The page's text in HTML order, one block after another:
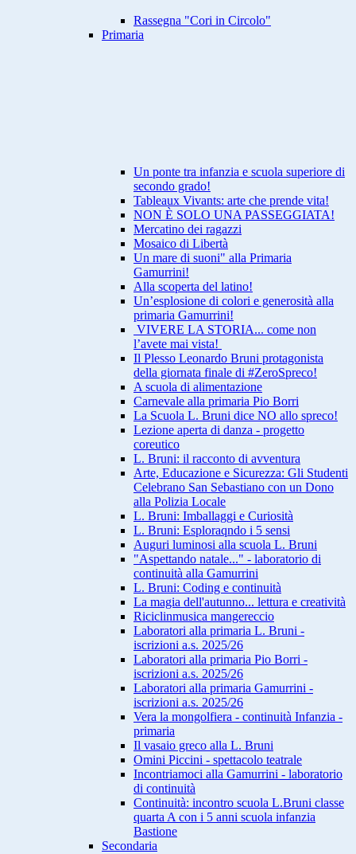
Rassegna "Cori in Circolo"
Primaria
Un ponte tra infanzia e scuola superiore di
secondo grado!
Tableaux Vivants: arte che prende vita!
NON È SOLO UNA PASSEGGIATA!
Mercatino dei ragazzi
Mosaico di Libertà
Un mare di suoni" alla Primaria
Gamurrini!
Alla scoperta del latino!
Un’esplosione di colori e generosità alla
primaria Gamurrini!
VIVERE LA STORIA... come non
l’avete mai vista!
Il Plesso Leonardo Bruni protagonista
della giornata finale di #ZeroSpreco!
A scuola di alimentazione
Carnevale alla primaria Pio Borri
La Scuola L. Bruni dice NO allo spreco!
Lezione aperta di danza - progetto
coreutico
L. Bruni: il racconto di avventura
Arte, Educazione e Sicurezza: Gli Studenti
Celebrano San Sebastiano con un Dono
alla Polizia Locale
L. Bruni: Imballaggi e Curiosità
L. Bruni: Esploraqndo i 5 sensi
Auguri luminosi alla scuola L. Bruni
"Aspettando natale..." - laboratorio di
continuità alla Gamurrini
L. Bruni: Coding e continuità
La magia dell'autunno... lettura e creatività
Riciclinmusica mangereccio
Laboratori alla primaria L. Bruni -
iscrizioni a.s. 2025/26
Laboratori alla primaria Pio Borri -
iscrizioni a.s. 2025/26
Laboratori alla primaria Gamurrini -
iscrizioni a.s. 2025/26
Vera la mongolfiera - continuità Infanzia -
primaria
Il vasaio greco alla L. Bruni
Omini Piccini - spettacolo teatrale
Incontriamoci alla Gamurrini - laboratorio
di continuità
Continuità: incontro scuola L.Bruni classe
quarta A con i 5 anni scuola infanzia
Bastione
Secondaria